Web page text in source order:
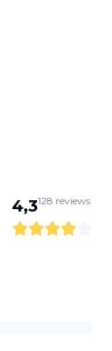
4,3128 reviews